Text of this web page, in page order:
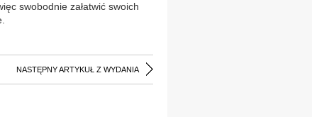
swobodnie załatwić swoich
NASTĘPNY ARTYKUŁ Z WYDANIA